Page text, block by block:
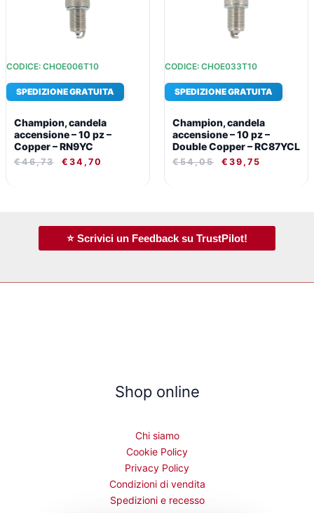
CODICE: CHOE006T10
SPEDIZIONE GRATUITA
Champion, candela
accensione – 10 pz –
Copper – RN9YC
€46,73 € 34,70
CODICE: CHOE033T10
SPEDIZIONE GRATUITA
Champion, candela
accensione – 10 pz –
Double Copper – RC87YCL
€54,05 € 39,75
⭐ Scrivici un Feedback su TrustPilot!
Shop online
Chi siamo
Cookie Policy
Privacy Policy
Condizioni di vendita
Spedizioni e recesso